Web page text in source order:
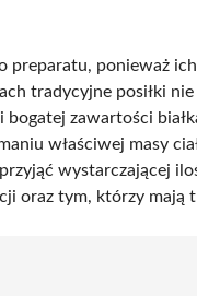
preparatu, ponieważ
tradycyjne posiłki
zawartości
właściwej masy
wystarczającej
oraz tym, którzy mają